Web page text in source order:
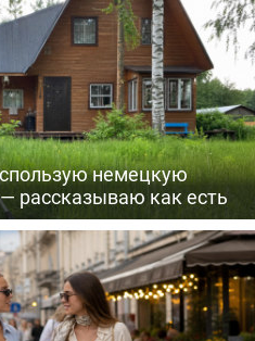
немецкую
рассказываю как есть